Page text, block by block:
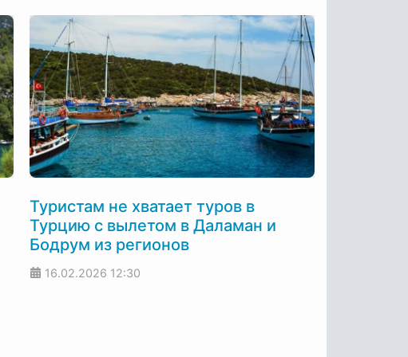
Туристам не хватает туров в
Турцию с вылетом в Даламан и
Бодрум из регионов
16.02.2026 12:30